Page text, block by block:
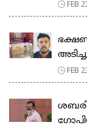
FEB
FEB